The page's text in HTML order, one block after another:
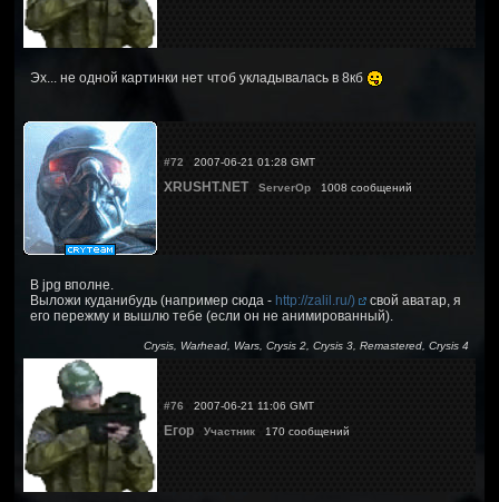
Эх... не одной картинки нет чтоб укладывалась в 8кб
#72 2007-06-21 01:28 GMT
XRUSHT.NET ServerOp 1008 сообщений
В jpg вполне.
Выложи куданибудь (например сюда - http://zalil.ru/)
свой аватар, я
его пережму и вышлю тебе (если он не анимированный).
Crysis, Warhead, Wars, Crysis 2, Crysis 3, Remastered, Crysis 4
#76 2007-06-21 11:06 GMT
Егор Участник 170 сообщений